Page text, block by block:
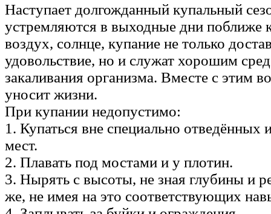
Наступает долгожданный купальный
устремляются в выходные дни поближе
воздух, солнце, купание не только
удовольствие, но и служат хорошим
закаливания организма. Вместе с этим
уносит жизни.
При купании недопустимо:
1. Купаться вне специально отведённых
мест.
2. Плавать под мостами и у плотин.
3. Нырять с высоты, не зная глубины и
же, не имея на это соответствующих